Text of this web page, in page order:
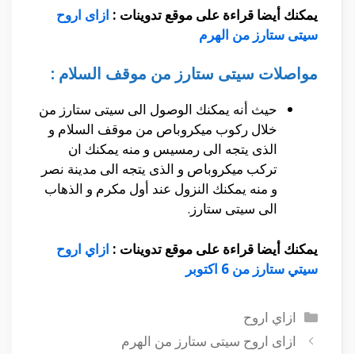
يمكنك أيضا قراءة على موقع تدوينات : ازاى اروح
سيتى ستارز من الهرم
مواصلات سيتى ستارز من موقف السلام :
حيث أنه يمكنك الوصول الى سيتى ستارز من
خلال ركوب ميكروباص من موقف السلام و
الذى يتجه الى رمسيس و منه يمكنك ان
تركب ميكروباص و الذى يتجه الى مدينة نصر
و منه يمكنك النزول عند أول مكرم و الذهاب
الى سيتى ستارز.
يمكنك أيضا قراءة على موقع تدوينات : ازاي اروح
سيتي ستارز من 6 اكتوبر
التصنيفات
ازاي اروح
ازاى اروح سيتى ستارز من الهرم